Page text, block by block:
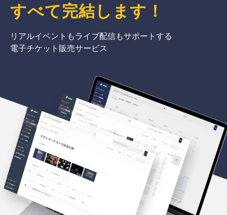
すべて完結 します ！
リアルイベントもライブ配信もサポートする
電子チケット販売サービス